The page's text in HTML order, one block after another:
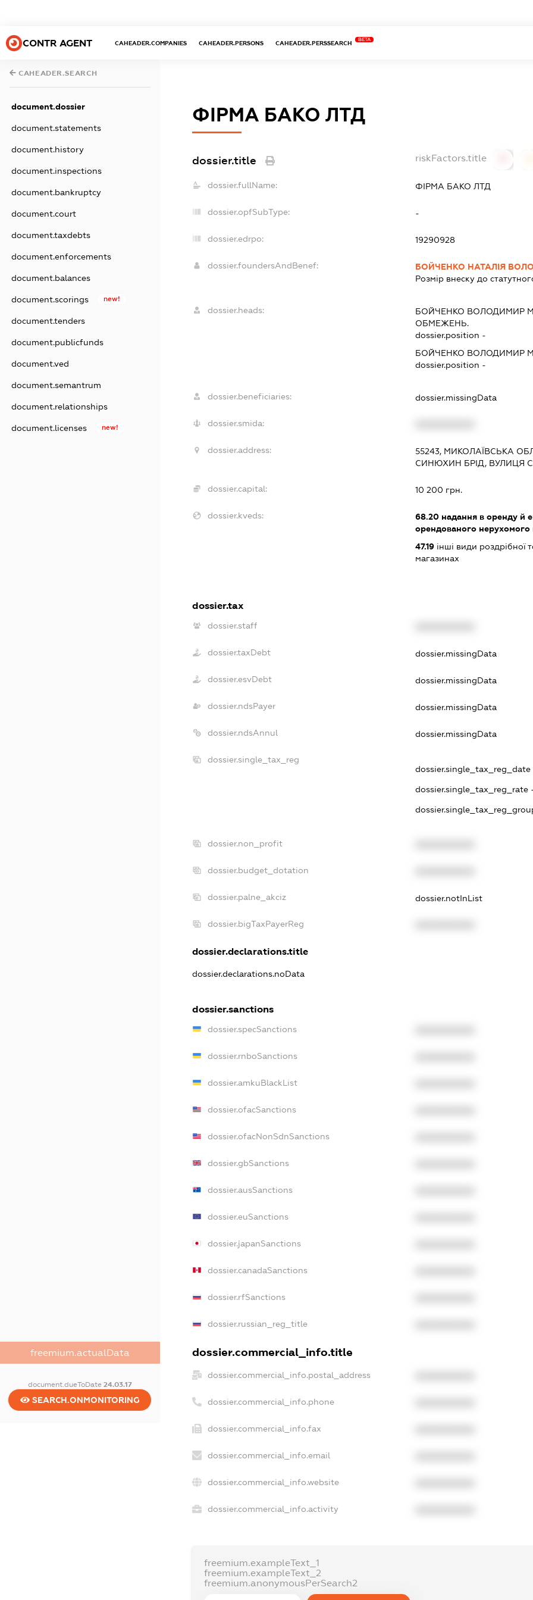
CONTR AGENT CAHEADER.COMPANIES CAHEADER.PERSONS CAHEADER.PERSSEARCH
BETA
CAHEADER.SEARCH
document.dossier
document.statements
document.history
document.inspections
document.bankruptcy
document.court
document.taxdebts
document.enforcements
document.balances
document.scorings new!
document.tenders
document.publicfunds
document.ved
document.semantrum
document.relationships
document.licenses new!
freemium.actualData
document.dueToDate 24.03.17
SEARCH.ONMONITORING
ФІРМА БАКО ЛТД
dossier.title riskFactors.title
dossier.fullName: ФІРМА БАКО ЛТД
dossier.opfSubType: -
dossier.edrpo: 19290928
dossier.foundersAndBenef:
БОЙЧЕНКО НАТАЛІЯ
Розмір внеску до
dossier.heads: БОЙЧЕНКО ВОЛОДИМИР
ОБМЕЖЕНЬ.
dossier.position -
БОЙЧЕНКО ВОЛОДИМИР
dossier.position -
dossier.beneficiaries: dossier.missingData
dossier.smida:
dossier.address:
55243, МИКОЛАЇВСЬКА
СИНЮХИН БРІД, ВУЛИЦЯ
dossier.capital: 10 200 грн.
dossier.kveds: 68.20надання в оренду й
орендованого нерухомого
47.19інші види роздрібної
магазинах
dossier.tax
dossier.staff
dossier.taxDebt dossier.missingData
dossier.esvDebt dossier.missingData
dossier.ndsPayer dossier.missingData
dossier.ndsAnnul dossier.missingData
dossier.single_tax_reg
dossier.single_tax_reg_date -
dossier.single_tax_reg_rate
dossier.non_profit
dossier.budget_dotation
dossier.palne_akciz dossier.notInList
dossier.bigTaxPayerReg
dossier.declarations.title
dossier.declarations.noData
dossier.sanctions
dossier.specSanctions
dossier.rnboSanctions
dossier.amkuBlackList
dossier.ofacSanctions
dossier.ofacNonSdnSanctions
dossier.gbSanctions
dossier.ausSanctions
dossier.euSanctions
dossier.japanSanctions
dossier.canadaSanctions
dossier.rfSanctions
dossier.russian_reg_title
dossier.commercial_info.title
dossier.commercial_info.postal_address
dossier.commercial_info.phone
dossier.commercial_info.fax
dossier.commercial_info.email
dossier.commercial_info.website
dossier.commercial_info.activity
freemium.exampleText_1
freemium.exampleText_2
freemium.anonymousPerSearch2